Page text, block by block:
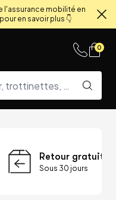
l'assurance mobilité en
en savoir plus 👇
0
Retour gratuit
Sous 30 jours